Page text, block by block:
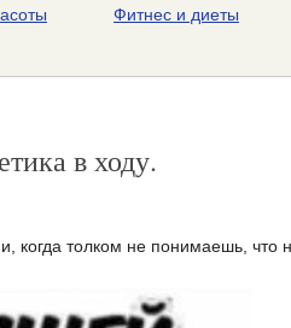
Фитнес и диеты
в ходу.
когда толком не понимаешь, что